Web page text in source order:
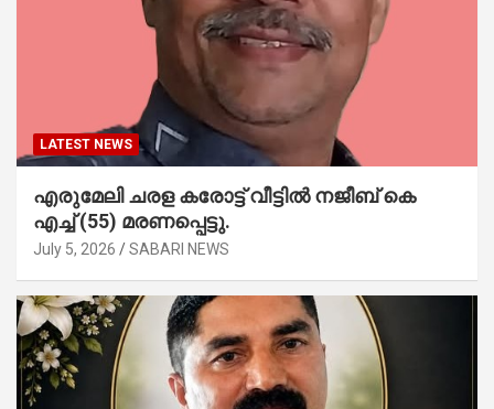
LATEST NEWS
എരുമേലി ചരള കരോട്ട് വീട്ടിൽ നജീബ് കെ
എച്ച് (55) മരണപ്പെട്ടു.
July 5, 2026 SABARI NEWS